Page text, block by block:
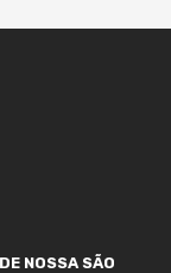
NOSSA SÃO